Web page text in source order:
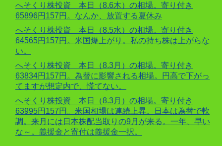
へそくり株投資 本日（8.6木）の相場。寄り付き
65896円157円。なんか、放置する夏休み
へそくり株投資 本日（8.5水）の相場。寄り付き
64565円157円。米国爆上がり。私の持ち株は上がらな
い。
へそくり株投資 本日（8.3月）の相場。寄り付き
63834円157円。為替に影響される相場。円高で下がっ
てますが想定内で、慌てない。
へそくり株投資 本日（8.3月）の相場。寄り付き
63995円157円。米国相場は連続上昇。日本は為替で軟
調。来月には日本株配当取りの9月が来る。一年、早い
な～。義援金と寄付は義援金一択。